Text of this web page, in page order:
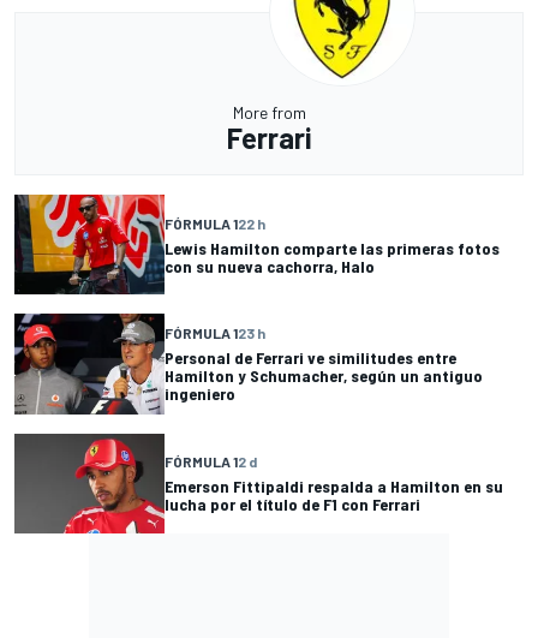
More from
Ferrari
FÓRMULA 122 h
Lewis Hamilton comparte las primeras fotos
con su nueva cachorra, Halo
FÓRMULA 123 h
Personal de Ferrari ve similitudes entre
Hamilton y Schumacher, según un antiguo
ingeniero
FÓRMULA 12 d
Emerson Fittipaldi respalda a Hamilton en su
lucha por el título de F1 con Ferrari